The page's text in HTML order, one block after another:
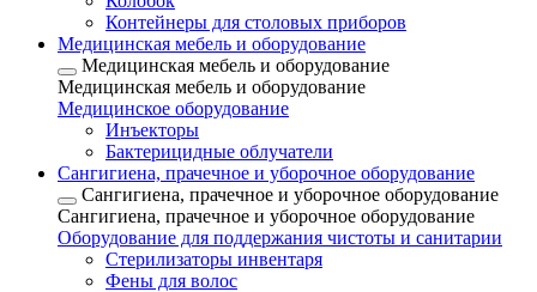
Контейнеры для столовых приборов
Медицинская мебель и оборудование
Медицинская мебель и оборудование
Медицинская мебель и оборудование
Медицинское оборудование
Инъекторы
Бактерицидные облучатели
Сангигиена, прачечное и уборочное оборудование
Сангигиена, прачечное и уборочное оборудование
Сангигиена, прачечное и уборочное оборудование
Оборудование для поддержания чистоты и санитарии
Стерилизаторы инвентаря
Фены для волос